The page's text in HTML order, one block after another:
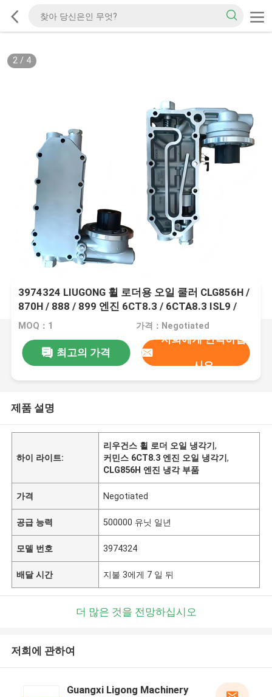
2/ 4
3974324 LIUGONG 휠 로더용 오일 쿨러 CLG856H /
870H / 888 / 899 엔진 6CT8.3 / 6CTA8.3 ISL9 /
QSL9
MOQ：1 가격：Negotiated
최고의 가격
저희에게 연락하십
시오
제품 설명
하이 라이트:
리우건스 휠 로더 오일 냉각기,
커민스 6CT8.3 엔진 오일 냉각기,
CLG856H 엔진 냉각 부품
가격 Negotiated
공급 능력 500000 유닛 일년
모델 번호 3974324
배달 시간 지불 3에게 7 일 뒤
더 많은 것을 전망하십시오
저희에 관하여
Guangxi Ligong Machinery